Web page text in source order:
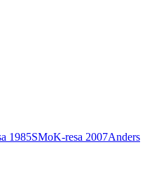
1985SMoK-resa 2007Anders